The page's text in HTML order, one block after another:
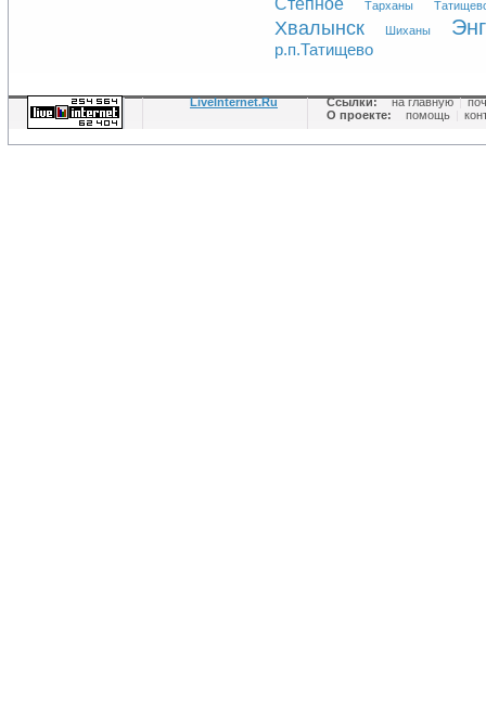
Степное Тарханы
Хвалынск Шиханы
р.п.Татищево
LiveInternet.Ru Ссылки: на главную |
О проекте:
помощь